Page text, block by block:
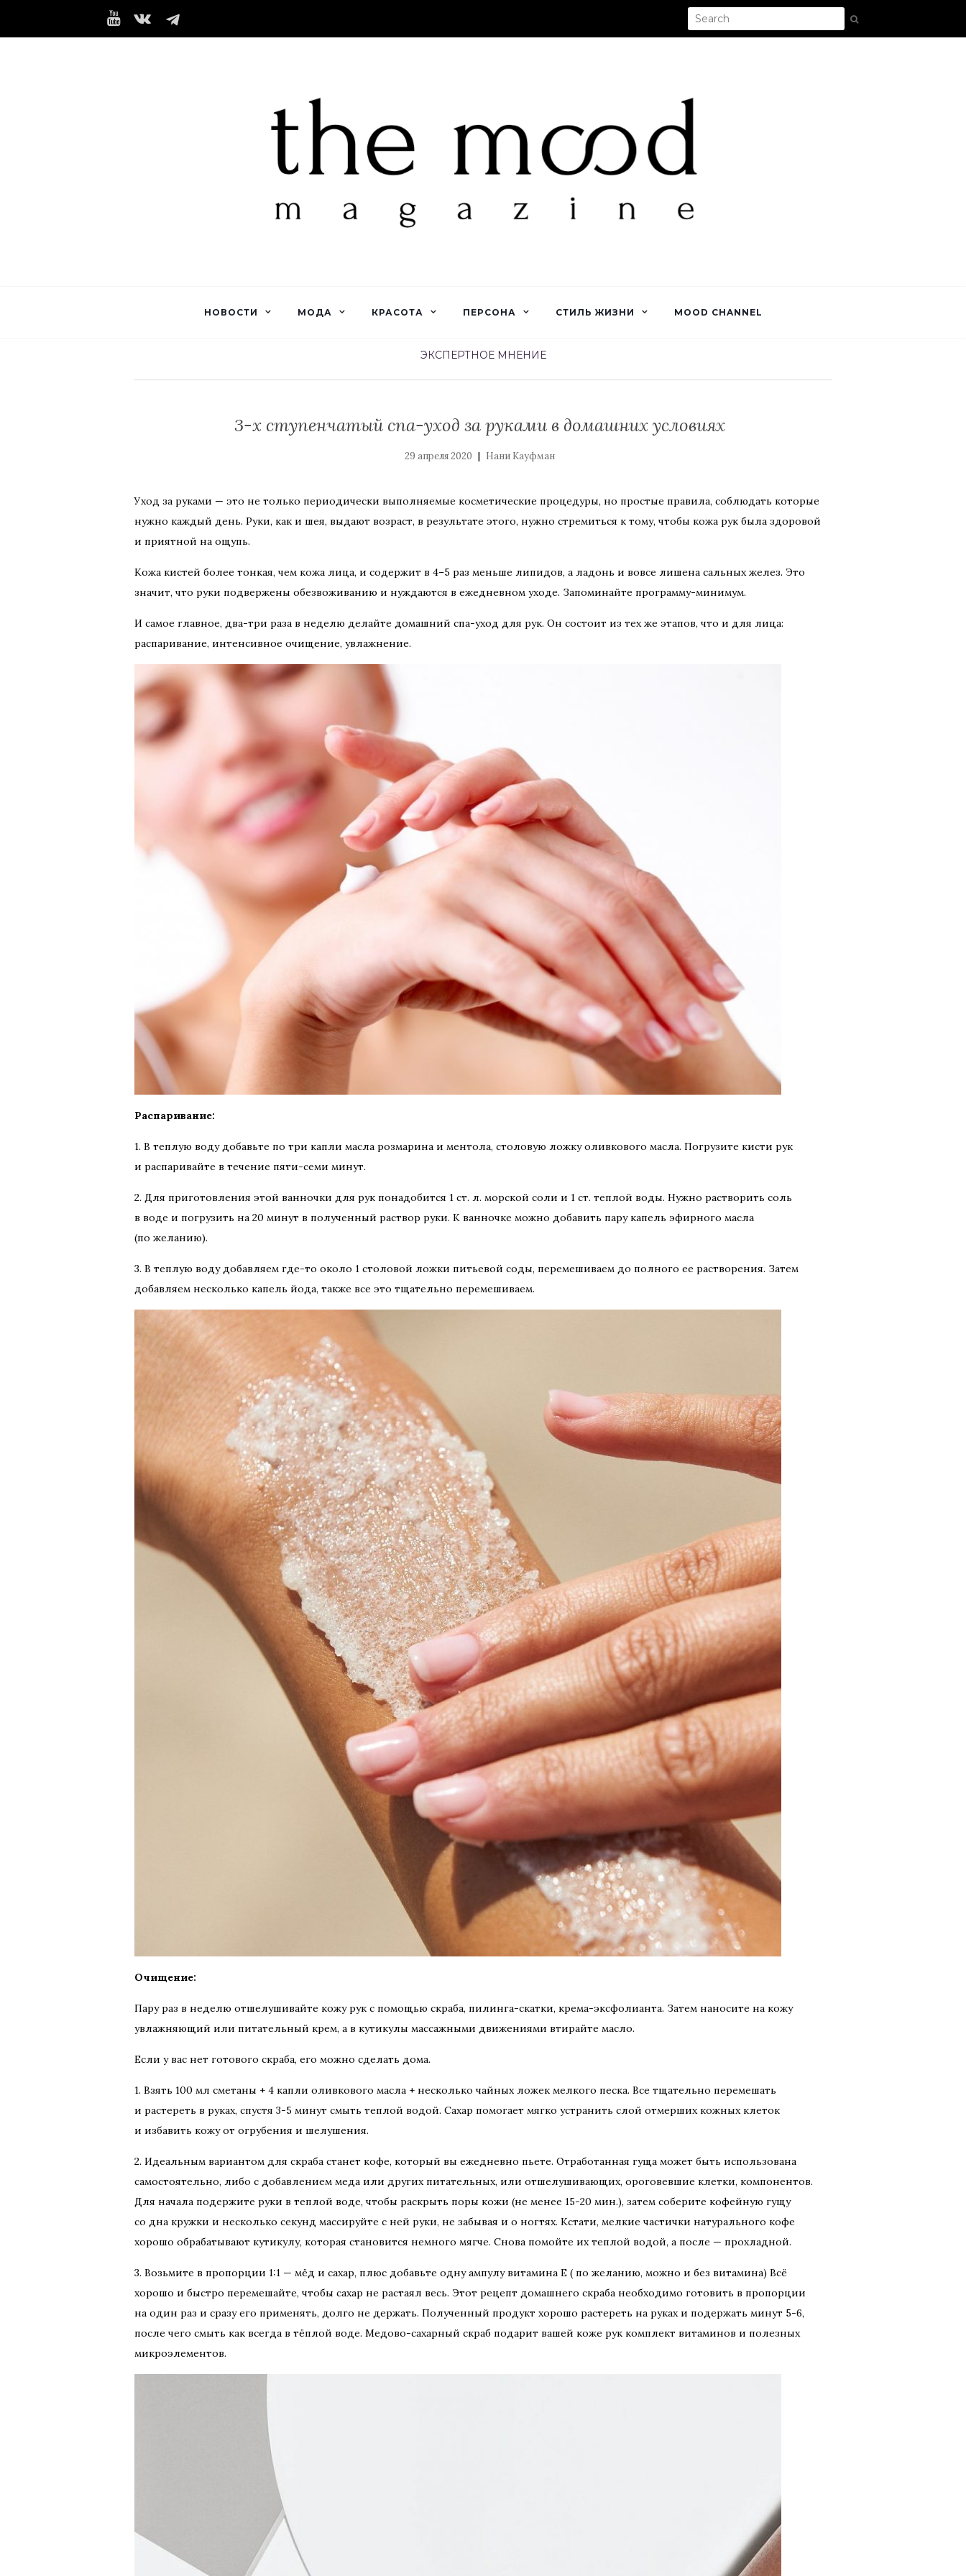
НОВОСТИ МОДА КРАСОТА ПЕРСОНА СТИЛЬ ЖИЗНИ MOOD CHANNEL
ЭКСПЕРТНОЕ МНЕНИЕ
3-х ступенчатый спа-уход за руками в домашних условиях
29 апреля 2020 | Нани Кауфман
Уход за руками — это не только периодически выполняемые косметические процедуры, но простые правила, соблюдать которые
нужно каждый день. Руки, как и шея, выдают возраст, в результате этого, нужно стремиться к тому, чтобы кожа рук была здоровой
и приятной на ощупь.
Кожа кистей более тонкая, чем кожа лица, и содержит в 4–5 раз меньше липидов, а ладонь и вовсе лишена сальных желез. Это
значит, что руки подвержены обезвоживанию и нуждаются в ежедневном уходе. Запоминайте программу-минимум.
И самое главное, два-три раза в неделю делайте домашний спа-уход для рук. Он состоит из тех же этапов, что и для лица:
распаривание, интенсивное очищение, увлажнение.
Распаривание:
1. В теплую воду добавьте по три капли масла розмарина и ментола, столовую ложку оливкового масла. Погрузите кисти рук
и распаривайте в течение пяти-семи минут.
2. Для приготовления этой ванночки для рук понадобится 1 ст. л. морской соли и 1 ст. теплой воды. Нужно растворить соль
в воде и погрузить на 20 минут в полученный раствор руки. К ванночке можно добавить пару капель эфирного масла
(по желанию).
3. В теплую воду добавляем где-то около 1 столовой ложки питьевой соды, перемешиваем до полного ее растворения. Затем
добавляем несколько капель йода, также все это тщательно перемешиваем.
Очищение:
Пару раз в неделю отшелушивайте кожу рук с помощью скраба, пилинга-скатки, крема-эксфолианта. Затем наносите на кожу
увлажняющий или питательный крем, а в кутикулы массажными движениями втирайте масло.
Если у вас нет готового скраба, его можно сделать дома.
1. Взять 100 мл сметаны + 4 капли оливкового масла + несколько чайных ложек мелкого песка. Все тщательно перемешать
и растереть в руках, спустя 3-5 минут смыть теплой водой. Сахар помогает мягко устранить слой отмерших кожных клеток
и избавить кожу от огрубения и шелушения.
2. Идеальным вариантом для скраба станет кофе, который вы ежедневно пьете. Отработанная гуща может быть использована
самостоятельно, либо с добавлением меда или других питательных, или отшелушивающих, ороговевшие клетки, компонентов.
Для начала подержите руки в теплой воде, чтобы раскрыть поры кожи (не менее 15-20 мин.), затем соберите кофейную гущу
со дна кружки и несколько секунд массируйте с ней руки, не забывая и о ногтях. Кстати, мелкие частички натурального кофе
хорошо обрабатывают кутикулу, которая становится немного мягче. Снова помойте их теплой водой, а после — прохладной.
3. Возьмите в пропорции 1:1 — мёд и сахар, плюс добавьте одну ампулу витамина Е ( по желанию, можно и без витамина) Всё
хорошо и быстро перемешайте, чтобы сахар не растаял весь. Этот рецепт домашнего скраба необходимо готовить в пропорции
на один раз и сразу его применять, долго не держать. Полученный продукт хорошо растереть на руках и подержать минут 5-6,
после чего смыть как всегда в тёплой воде. Медово-сахарный скраб подарит вашей коже рук комплект витаминов и полезных
микроэлементов.